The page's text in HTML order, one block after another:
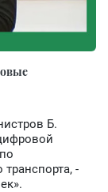
Б.
-